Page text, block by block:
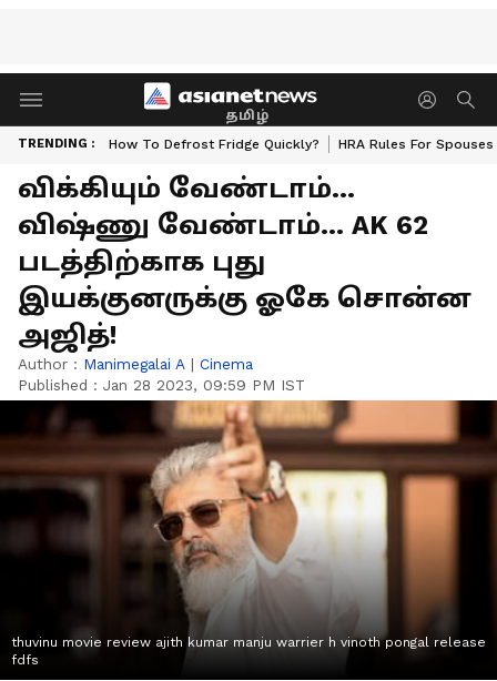
தமிழ்
TRENDING : How To Defrost Fridge Quickly? HRA Rules For Spouses
விக்கியும் வேண்டாம்...
விஷ்ணு வேண்டாம்... AK 62
படத்திற்காக புது
இயக்குனருக்கு ஓகே சொன்ன
அஜித்!
Author : Manimegalai A | Cinema
Published : Jan 28 2023, 09:59 PM IST
thuvinu movie review ajith kumar manju warrier h vinoth pongal release
fdfs